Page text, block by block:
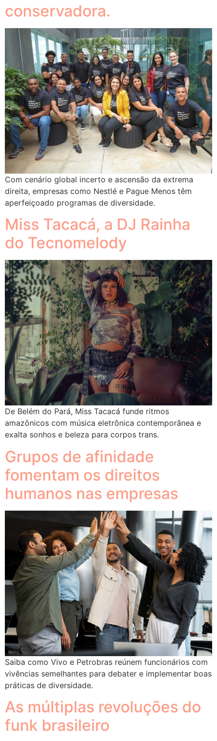
conservadora.
Com cenário global incerto e ascensão da extrema
direita, empresas como Nestlé e Pague Menos têm
aperfeiçoado programas de diversidade.
Miss Tacacá, a DJ Rainha
do Tecnomelody
De Belém do Pará, Miss Tacacá funde ritmos
amazônicos com música eletrônica contemporânea e
exalta sonhos e beleza para corpos trans.
Grupos de afinidade
fomentam os direitos
humanos nas empresas
Saiba como Vivo e Petrobras reúnem funcionários com
vivências semelhantes para debater e implementar boas
práticas de diversidade.
As múltiplas revoluções do
funk brasileiro